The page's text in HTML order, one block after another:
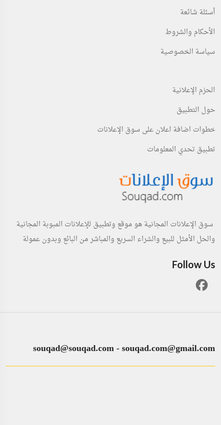
أسئلة شائعة
الأحكام والشروط
سياسة الخصوصية
الحزم الإعلانية
حول التطبيق
خطوات اضافة اعلان على سوق الإعلانات
تطبيق تحدي المعلومات
سوق الإعلانات المجانية هو موقع وتطبيق للإعلانات المبوبة المجانية
والحل الأمثل للبيع والشراء السريع والمباشر من البائع وبدون عمولة
Follow Us
souqad@souqad.com-souqad.com@gmail.com